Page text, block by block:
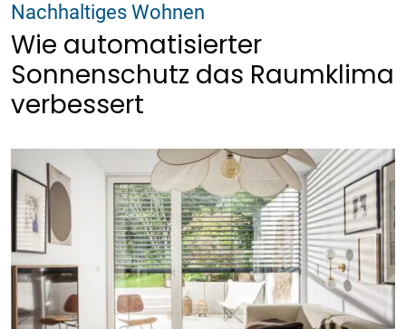
Nachhaltiges Wohnen
Wie automatisierter
Sonnenschutz das Raumklima
verbessert